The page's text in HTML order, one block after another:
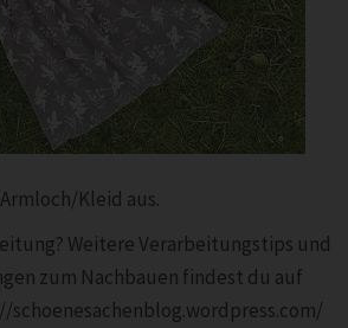
Kleid aus.
Weitere Verarbeitungstips und
zum Nachbauen findest du auf
schoenesachenblog.wordpress.com/